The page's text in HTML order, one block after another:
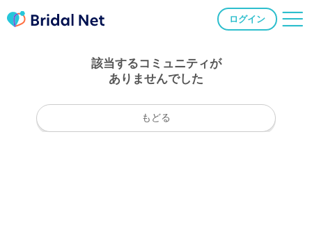
ログイン
該当するコミュニティが
ありませんでした
もどる